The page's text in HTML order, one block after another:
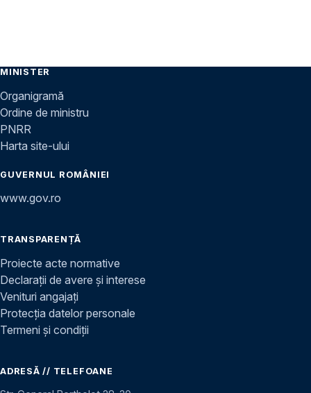
MINISTER
Organigramă
Ordine de ministru
PNRR
Harta site-ului
GUVERNUL ROMÂNIEI
www.gov.ro
TRANSPARENȚĂ
Proiecte acte normative
Declarații de avere și interese
Venituri angajați
Protecția datelor personale
Termeni și condiții
ADRESĂ // TELEFOANE